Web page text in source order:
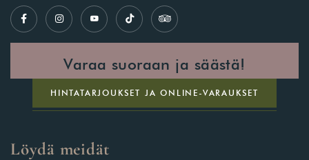
Varaa suoraan ja säästä!
HINTATARJOUKSET JA ONLINE-VARAUKSET
Löydä meidät